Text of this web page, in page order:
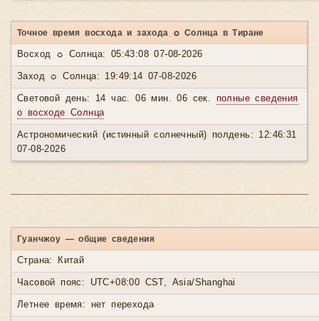
Точное время восхода и захода ☼ Солнца в Тиране
Восход ☼ Солнца: 05:43:08 07-08-2026
Заход ☼ Солнца: 19:49:14 07-08-2026
Световой день: 14 час. 06 мин. 06 сек. полные сведения
о восходе Солнца
Астрономический (истинный солнечный) полдень: 12:46:31
07-08-2026
Гуанчжоу — общие сведения
Страна: Китай
Часовой пояс: UTC+08:00 CST, Asia/Shanghai
Летнее время: нет перехода